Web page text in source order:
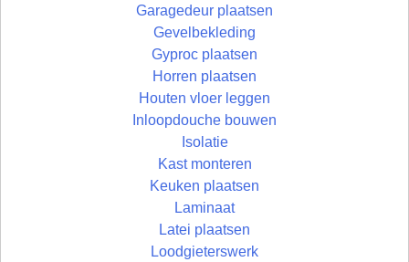
Garagedeur plaatsen
Gevelbekleding
Gyproc plaatsen
Horren plaatsen
Houten vloer leggen
Inloopdouche bouwen
Isolatie
Kast monteren
Keuken plaatsen
Laminaat
Latei plaatsen
Loodgieterswerk